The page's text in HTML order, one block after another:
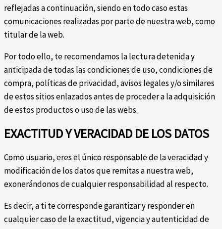
reflejadas a continuación, siendo en todo caso estas
comunicaciones realizadas por parte de nuestra web, como
titular de la web.
Por todo ello, te recomendamos la lectura detenida y
anticipada de todas las condiciones de uso, condiciones de
compra, políticas de privacidad, avisos legales y/o similares
de estos sitios enlazados antes de proceder a la adquisición
de estos productos o uso de las webs.
EXACTITUD Y VERACIDAD DE LOS DATOS
Como usuario, eres el único responsable de la veracidad y
modificación de los datos que remitas a nuestra web,
exonerándonos de cualquier responsabilidad al respecto.
Es decir, a ti te corresponde garantizar y responder en
cualquier caso de la exactitud, vigencia y autenticidad de